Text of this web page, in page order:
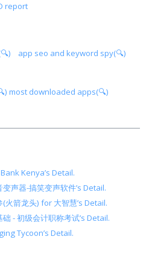
report
app seo and keyword spy(🔍)
most downloaded apps(🔍)
Kenya’s Detail.
声器-搞笑变声软件’s Detail.
箭龙头) for 大智慧’s Detail.
- 初级会计职称考试’s Detail.
Tycoon’s Detail.